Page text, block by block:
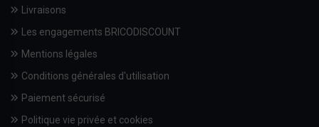
Livraisons
Les engagements BRICODISCOUNT
Mentions légales
Conditions générales d'utilisation
Paiement sécurisé
Politique vie privée et cookies